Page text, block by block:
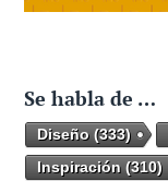
Se habla de …
Diseño (333)
Inspiración (310)